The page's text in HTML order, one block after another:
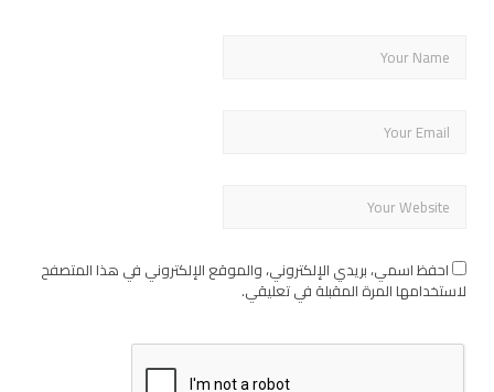
احفظ اسمي، بريدي الإلكتروني، والموقع الإلكتروني في هذا المتصفح
لاستخدامها المرة المقبلة في تعليقي.